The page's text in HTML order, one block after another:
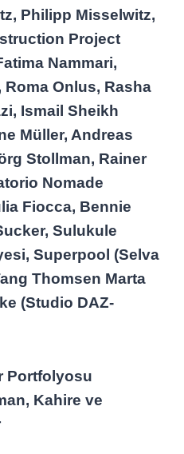
Philipp Misselwitz,
Project
Nammari,
Onlus, Rasha
Ismail Sheikh
Müller, Andreas
Stollman, Rainer
Nomade
Fiocca, Bennie
Sulukule
Superpool (Selva
Thomsen Marta
(Studio DAZ-
Portfolyosu
Kahire ve